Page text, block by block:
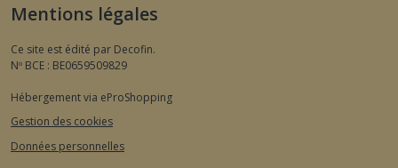
Mentions légales
Ce site est édité par Decofin.
Nº BCE : BE0659509829
Hébergement via eProShopping
Gestion des cookies
Données personnelles